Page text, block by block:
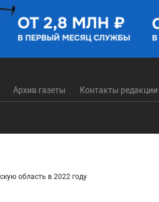
Архив газеты Контакты редакции
область в 2022 году